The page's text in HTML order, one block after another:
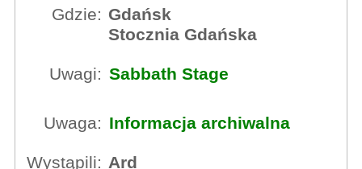
Gdzie: Gdańsk
Stocznia Gdańska
Uwagi: Sabbath Stage
Uwaga: Informacja archiwalna
Wystąpili: Ard